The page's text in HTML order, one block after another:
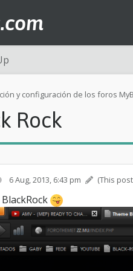
y configuración de los foros
Rock
6 Aug, 2013, 6:43 pm (This